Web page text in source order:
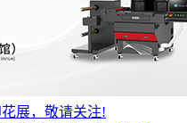
展，敬请关注!